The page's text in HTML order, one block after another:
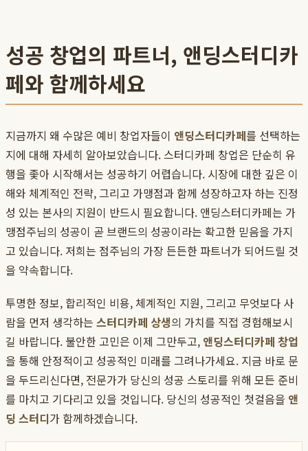
성공 창업의 파트너, 앤딩스터디카
페와 함께하세요
지금까지 왜 수많은 예비 창업자들이 앤딩스터디카페를 선택하는
지에 대해 자세히 알아보았습니다. 스터디카페 창업은 단순히 유
행을 좇아 시작해서는 성공하기 어렵습니다. 시장에 대한 깊은 이
해와 체계적인 전략, 그리고 가맹점과 함께 성장하고자 하는 진정
성 있는 본사의 지원이 반드시 필요합니다. 앤딩스터디카페는 가
맹점주님의 성공이 곧 브랜드의 성공이라는 확고한 믿음을 가지
고 있습니다. 저희는 점주님의 가장 든든한 파트너가 되어드릴 것
을 약속합니다.
투명한 정보, 합리적인 비용, 체계적인 지원, 그리고 무엇보다 사
람을 먼저 생각하는 스터디카페 상생의 가치를 직접 경험해보시
길 바랍니다. 불안한 고민은 이제 그만두고, 앤딩스터디카페 창업
을 통해 안정적이고 성공적인 미래를 그려나가세요. 지금 바로 문
을 두드리신다면, 전문가가 당신의 성공 스토리를 위해 모든 준비
를 마치고 기다리고 있을 것입니다. 당신의 성공적인 첫걸음을 앤
딩 스터디가 함께하겠습니다.